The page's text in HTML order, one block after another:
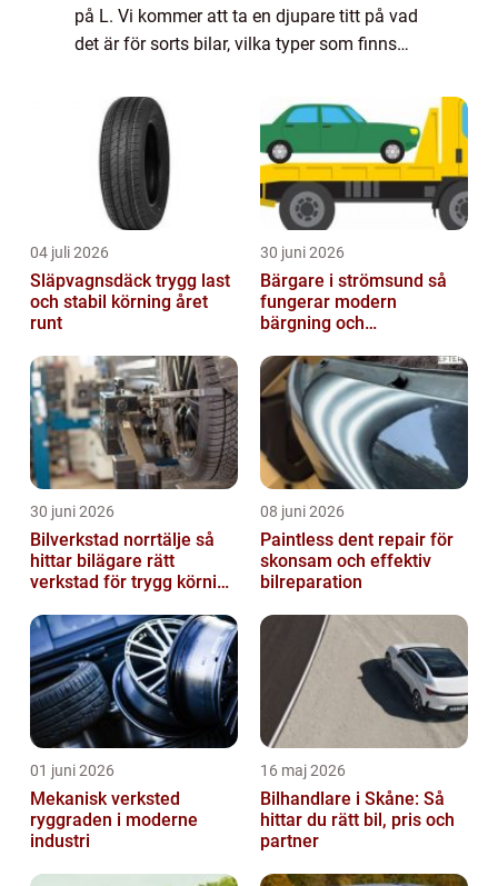
på L. Vi kommer att ta en djupare titt på vad
det är för sorts bilar, vilka typer som finns
Dessutom kommer vi att diskutera sk...
04 juli 2026
Släpvagnsdäck trygg last
och stabil körning året
runt
30 juni 2026
Bärgare i strömsund så
fungerar modern
bärgning och
30 juni 2026
Bilverkstad norrtälje så
hittar bilägare rätt
verkstad för trygg körning
08 juni 2026
Paintless dent repair för
skonsam och effektiv
bilreparation
01 juni 2026
Mekanisk verksted
ryggraden i moderne
industri
16 maj 2026
Bilhandlare i Skåne: Så
hittar du rätt bil, pris och
partner